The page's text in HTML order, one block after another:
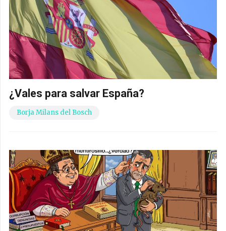
¿Vales para salvar España?
Borja Milans del Bosch